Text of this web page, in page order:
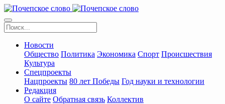
Новости
Общество Политика Экономика Спорт Происшествия
Культура
Спецпроекты
Нацпроекты 80 лет Победы Год науки и технологии
Редакция
О сайте Обратная связь Коллектив